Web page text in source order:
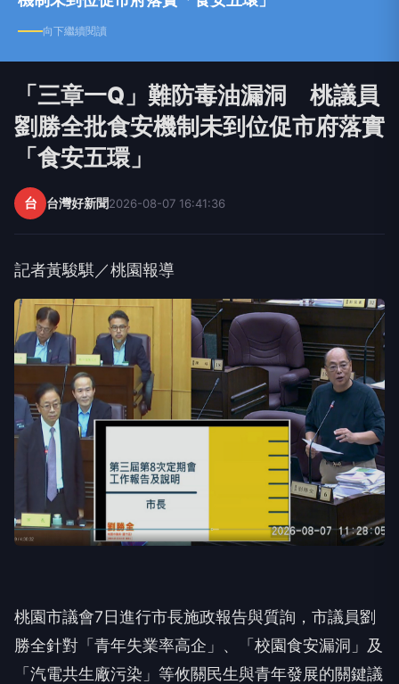
向下繼續閱讀
「三章一Q」難防毒油漏洞 桃議員
劉勝全批食安機制未到位促市府落實
「食安五環」
台 台灣好新聞2026-08-07 16:41:36
記者黃駿騏／桃園報導
桃園市議會7日進行市長施政報告與質詢，市議員劉
勝全針對「青年失業率高企」、「校園食安漏洞」及
「汽電共生廠污染」等攸關民生與青年發展的關鍵議